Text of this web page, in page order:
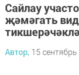
Сайлау
җәмәгать
Автор, 15